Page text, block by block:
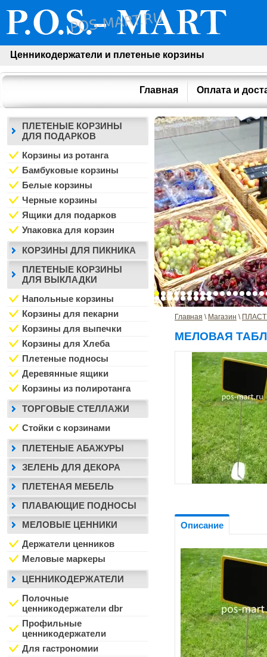
Ценникодержатели и плетеные корзины
Главная Оплата и
Главная \ Магазин \
МЕЛОВАЯ
Описание
ПЛЕТЕНЫЕ КОРЗИНЫ
ДЛЯ ПОДАРКОВ
Корзины из ротанга
Бамбуковые корзины
Белые корзины
Черные корзины
Ящики для подарков
Упаковка для корзин
КОРЗИНЫ ДЛЯ ПИКНИКА
ПЛЕТЕНЫЕ КОРЗИНЫ
ДЛЯ ВЫКЛАДКИ
Напольные корзины
Корзины для пекарни
Корзины для выпечки
Корзины для Хлеба
Плетеные подносы
Деревянные ящики
Корзины из полиротанга
ТОРГОВЫЕ СТЕЛЛАЖИ
Стойки с корзинами
ПЛЕТЕНЫЕ АБАЖУРЫ
ЗЕЛЕНЬ ДЛЯ ДЕКОРА
ПЛЕТЕНАЯ МЕБЕЛЬ
ПЛАВАЮЩИЕ ПОДНОСЫ
МЕЛОВЫЕ ЦЕННИКИ
Держатели ценников
Меловые маркеры
ЦЕННИКОДЕРЖАТЕЛИ
Полочные
ценникодержатели dbr
Профильные
ценникодержатели
Для гастрономии